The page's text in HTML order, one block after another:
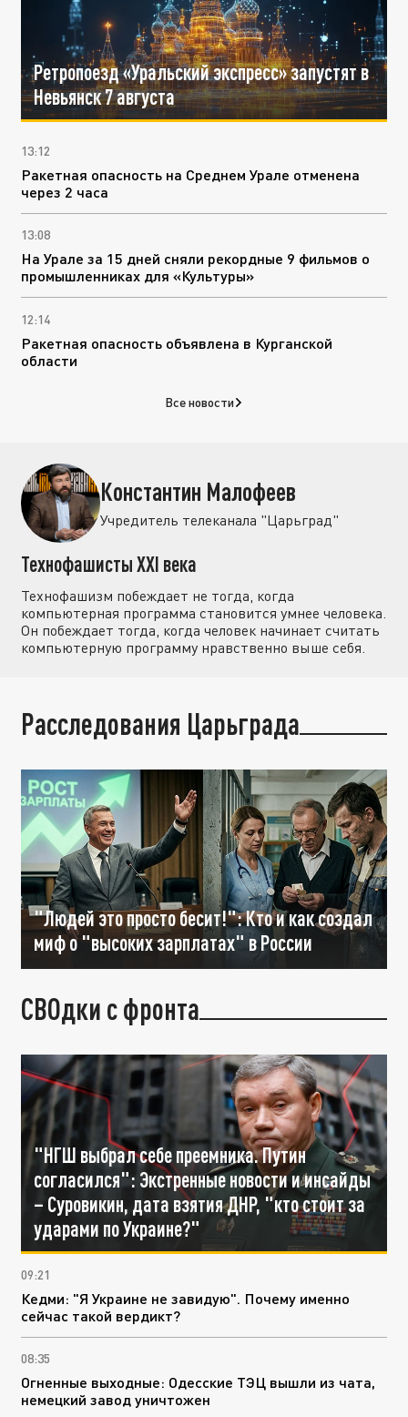
Ретропоезд «Уральский экспресс» запустят в
Невьянск 7 августа
13:12
Ракетная опасность на Среднем Урале отменена
через 2 часа
13:08
На Урале за 15 дней сняли рекордные 9 фильмов о
промышленниках для «Культуры»
12:14
Ракетная опасность объявлена в Курганской
области
Все новости
Константин Малофеев
Учредитель телеканала "Царьград"
Технофашисты XXI века
Технофашизм побеждает не тогда, когда
компьютерная программа становится умнее человека.
Он побеждает тогда, когда человек начинает считать
компьютерную программу нравственно выше себя.
Расследования Царьграда
"Людей это просто бесит!": Кто и как создал
миф о "высоких зарплатах" в России
СВОдки с фронта
"НГШ выбрал себе преемника. Путин
согласился": Экстренные новости и инсайды
– Суровикин, дата взятия ДНР, "кто стоит за
ударами по Украине?"
09:21
Кедми: "Я Украине не завидую". Почему именно
сейчас такой вердикт?
08:35
Огненные выходные: Одесские ТЭЦ вышли из чата,
немецкий завод уничтожен